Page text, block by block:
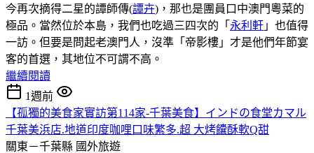
今再次摘得二星的譚師傳(譚卉)，那也是團員口中澳門粵菜的
極品。當然位於本島，我們也吃過三四次的「 永利軒 」也值得
一訪。但要是問起老澳門人，沒準「帝影樓」才是他們年節宴
客的首選，其地位不可謂不高。
繼續閱讀
1週前
【孤獨的美食家實訪第114家-千葉美食】インドの食堂カマル
千葉美浜店.地道印度咖哩口味繁多.超 大烤饢酥軟Q甜
關東－千葉縣 國外旅遊